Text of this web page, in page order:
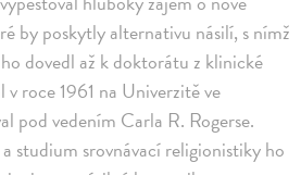
by poskytly alternativu násilí, s nímž
dovedl až k doktorátu z klinické
roce 1961 na Univerzitě ve
pod vedením Carla R. Rogerse.
studium srovnávací religionistiky ho